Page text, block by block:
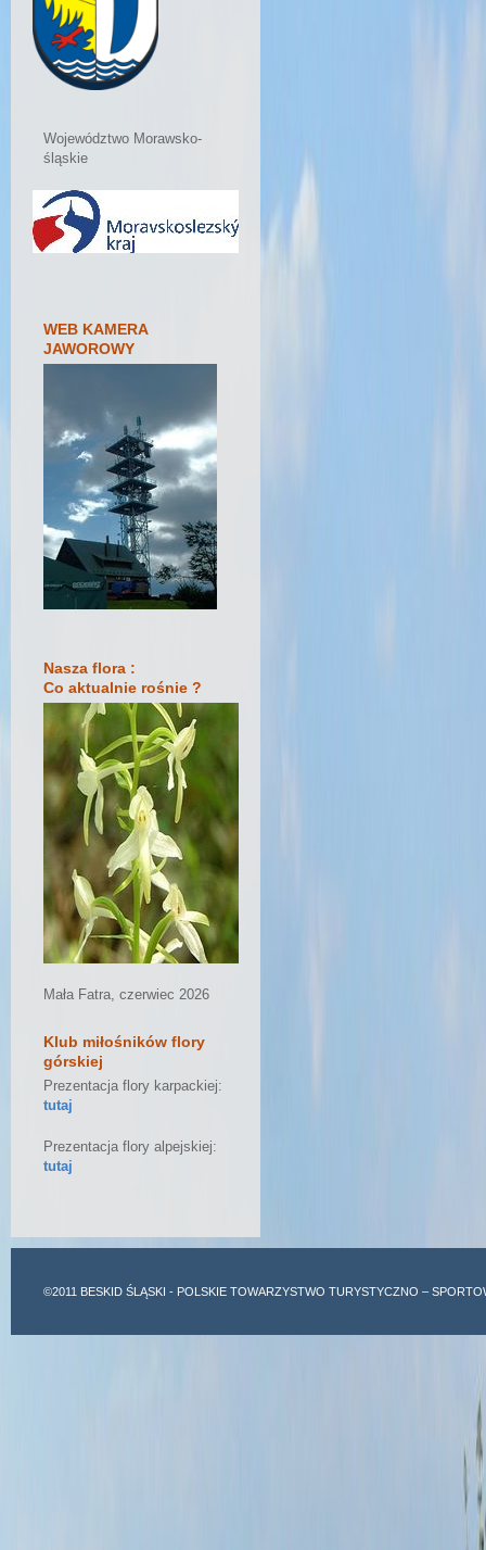
Województwo Morawsko-
śląskie
WEB KAMERA
JAWOROWY
Nasza flora :
Co aktualnie rośnie ?
Mała Fatra, czerwiec 2026
Klub miłośników flory
górskiej
Prezentacja flory karpackiej:
tutaj
Prezentacja flory alpejskiej:
tutaj
©2011 BESKID ŚLĄSKI - POLSKIE TOWARZYSTWO TURYSTYCZNO –